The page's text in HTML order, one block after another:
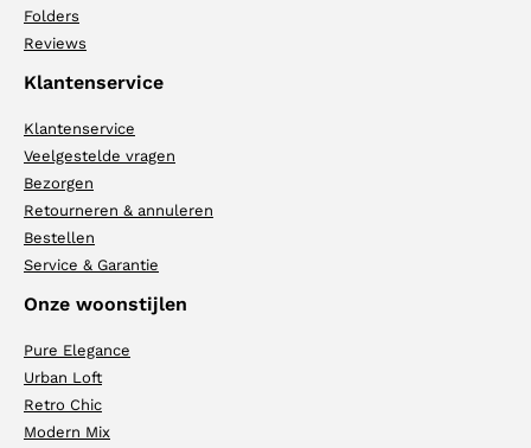
Folders
Reviews
Klantenservice
Klantenservice
Veelgestelde vragen
Bezorgen
Retourneren & annuleren
Bestellen
Service & Garantie
Onze woonstijlen
Pure Elegance
Urban Loft
Retro Chic
Modern Mix